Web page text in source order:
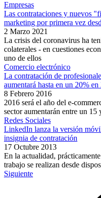
Empresas
Las contrataciones y nuevos
marketing por primera vez
2 Marzo 2021
La crisis del coronavirus ha
colaterales - en cuestiones
uno de ellos
Comercio electrónico
La contratación de
aumentará hasta en un 20% en
8 Febrero 2016
2016 será el año del e-
sector aumentarán entre un 15
Redes Sociales
LinkedIn lanza la versión
insignia de contratación
17 Octubre 2013
En la actualidad,
trabajo se realizan desde
Siguiente